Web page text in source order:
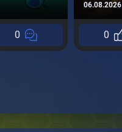
0
06.08.2026
0